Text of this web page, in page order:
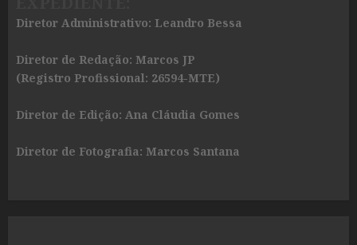
Diretor Administrativo: Leandro Bessa
Diretor de Redação: Marcos JP
(Registro Profissional: 26594-MTE)
Diretor de Edição: Ana Cláudia Gomes
Diretor de Fotografia: Marcos Santana